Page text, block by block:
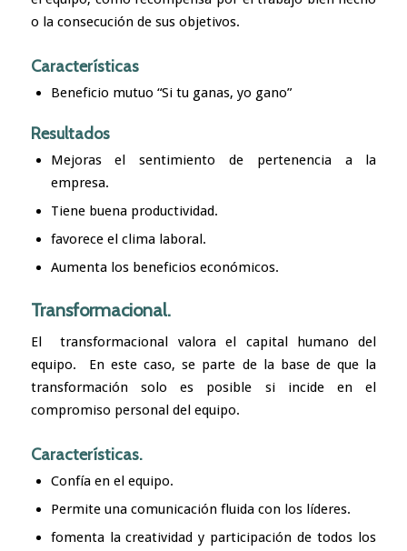
o la consecución de sus objetivos.
Características
Beneficio mutuo “Si tu ganas, yo gano”
Resultados
Mejoras el sentimiento de pertenencia a la
empresa.
Tiene buena productividad.
favorece el clima laboral.
Aumenta los beneficios económicos.
Transformacional.
El transformacional valora el capital humano del
equipo. En este caso, se parte de la base de que la
transformación solo es posible si incide en el
compromiso personal del equipo.
Características.
Confía en el equipo.
Permite una comunicación fluida con los líderes.
fomenta la creatividad y participación de todos los